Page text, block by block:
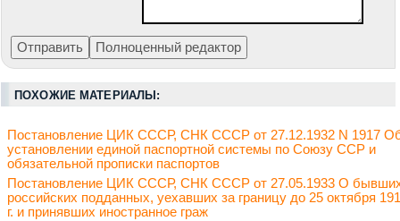
ПОХОЖИЕ МАТЕРИАЛЫ:
Постановление ЦИК СССР, СНК СССР от 27.12.1932 N 1917
установлении единой паспортной системы по Союзу ССР и
обязательной прописки паспортов
Постановление ЦИК СССР, СНК СССР от 27.05.1933 О
российских подданных, уехавших за границу до 25 октября
г. и принявших иностранное граж